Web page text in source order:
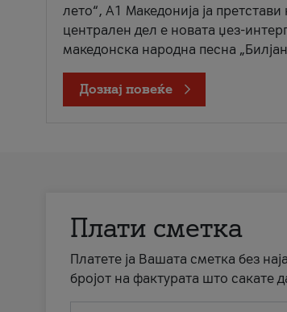
лето“, А1 Македонија ја
централен дел е новата џез-
македонска народна песна „Билјан
Дознај повеќе
Плати сметка
Платете ја Вашата сметка без
бројот на фактурата што сакате